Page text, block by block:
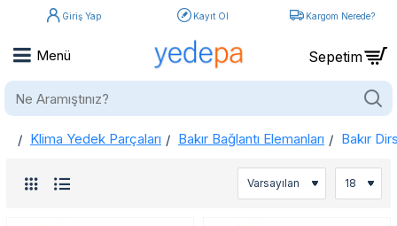
Giriş Yap Kayıt Ol Kargom Nerede?
Ne
home
Klima Yedek Parçaları Bakır Bağlantı Elemanları Bakır